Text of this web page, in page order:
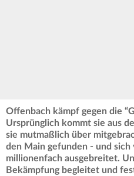
Offenbach kämpf gegen die
Ursprünglich kommt sie aus
sie mutmaßlich über
den Main gefunden - und sich
millionenfach ausgebreitet.
Bekämpfung begleitet und